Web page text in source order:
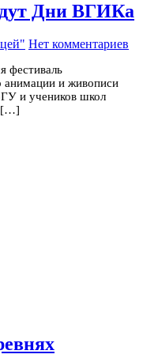
Дни ВГИКа
Нет комментариев
фестиваль
анимации и живописи
и учеников школ
[…]